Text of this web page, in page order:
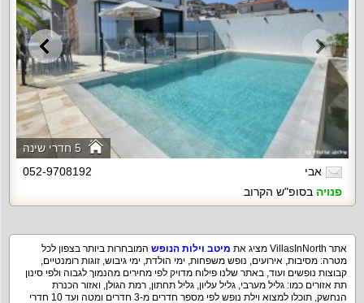
5 חדרי שינה
אבי
052-9708192
פנויה בסופ"ש הקרוב
אתר VillasInNorth מציג את מיטב וילות הנופש המובחרות ביותר בצפון לכל
מטרה: מסיבות, אירועים, נופש משפחות, ימי הולדת, ימי גיבוש, זוגות רומנטיים,
קבוצות נופשים ועוד, באתר שלנו פילוח מדויק לפי מחירים מהנמוך לגבוה ולפי סינון
תת אזורים כמו: גליל מערבי, גליל עליון, גליל תחתון, רמת הגולן, ואזור הכנרת
הנחשק, תוכלו למצוא וילת נופש לפי מספר חדרים מ-3 חדרים ומטה ועד 10 חדרי